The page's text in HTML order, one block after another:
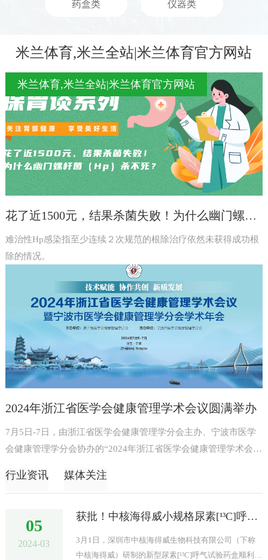
药盒类 仪器类
米兰体育,米兰全站|米兰体育官方网站
米兰体育,米兰全站|米兰体育官方网站
花了近1500元，结果杀菌失败！为什么幽门螺杆菌（Hp）杀不死？
难治性Hp感染指至少连续２次规范的根除治疗依然未获得成功根
除的情况。
2024年浙江省医学会健康管理学术会议圆满举办
7月5日-7日，由浙江省医学会健康管理学分会主办、宁波市医学
会健康管理学分会协办的“2024年浙江省医学会健康管理学术会
行业资讯 媒体关注
05
2024-03
获批！中核海得威小规格尿素[¹³C]呼气试验药盒获临床试验批准！
3月1日，深圳市中核海得威生物科技有限公司（下称
中核海得威）研制的新型尿素[¹³C]呼气试验药盒顺利取